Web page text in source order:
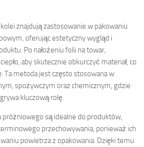
znajdują zastosowanie w pakowaniu
oferując estetyczny wygląd i
Po nałożeniu folii na towar,
aby skutecznie obkurczyć materiał, co
Ta metoda jest często stosowana w
spożywczym oraz chemicznym, gdzie
kluczową rolę.
próżniowego są idealne do produktów,
przechowywania, ponieważ ich
powietrza z opakowania. Dzięki temu